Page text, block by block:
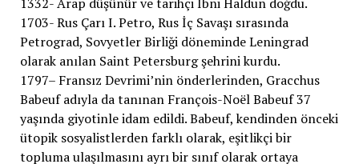
1703- Rus Çarı I. Petro, Rus İç Savaşı sırasında
Petrograd, Sovyetler Birliği döneminde Leningrad
olarak anılan Saint Petersburg şehrini kurdu.
1797– Fransız Devrimi’nin önderlerinden, Gracchus
Babeuf adıyla da tanınan François-Noël Babeuf 37
yaşında giyotinle idam edildi. Babeuf, kendinden önceki
ütopik sosyalistlerden farklı olarak, eşitlikçi bir
topluma ulaşılmasını ayrı bir sınıf olarak ortaya